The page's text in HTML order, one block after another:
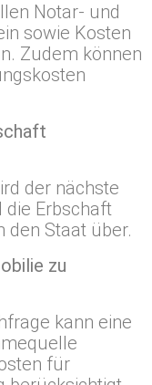
Notar- und
sowie Kosten
Zudem können
der nächste
die Erbschaft
den Staat über.
zu
kann eine
für